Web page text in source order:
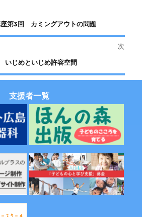
第3回 カミングアウトの問題
次
じめといじめ許容空間
支援者一覧